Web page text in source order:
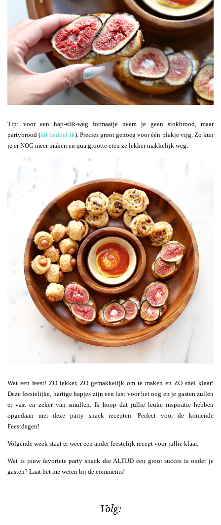
Tip: voor een hap-slik-weg formaatje neem je geen stokbrood, maar
partybrood (dit bedoel ik). Precies groot genoeg voor één plakje vijg. Zo kun
je er NOG meer maken en qua grootte eten ze lekker makkelijk weg.
Wat een feest! ZO lekker, ZO gemakkelijk om te maken en ZO snel klaar!
Deze feestelijke, hartige hapjes zijn een lust voor het oog en je gasten zullen
er vast en zeker van smullen. Ik hoop dat jullie leuke inspiratie hebben
opgedaan met deze party snack recepten. Perfect voor de komende
Feestdagen!
Volgende week staat er weer een ander feestelijk recept voor jullie klaar.
Wat is jouw favoriete party snack die ALTIJD een groot succes is onder je
gasten? Laat het me weten bij de comments!
Volg: